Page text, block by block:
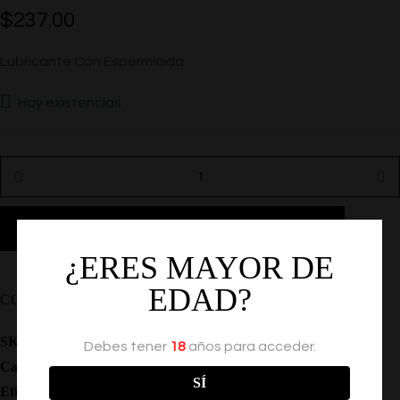
$237.00
COMPARTIR
SKU: CF-2011
Categoría: Lubricantes
Etiqueta:
¿ERES MAYOR DE
EDAD?
Debes tener 18años para acceder.
SÍ